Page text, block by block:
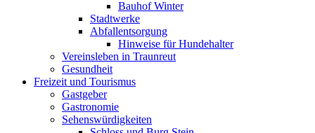
Bauhof Winter
Stadtwerke
Abfallentsorgung
Hinweise für Hundehalter
Vereinsleben in Traunreut
Gesundheit
Freizeit und Tourismus
Gastgeber
Gastronomie
Sehenswürdigkeiten